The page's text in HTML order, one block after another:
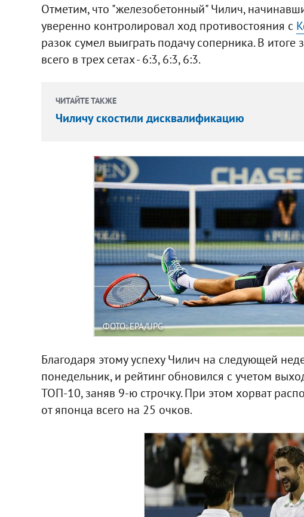
Отметим, что "железобетонный" Чилич,
уверенно контролировал ход противостояния с
разок сумел выиграть подачу соперника. В
всего в трех сетах - 6:3, 6:3, 6:3.
ЧИТАЙТЕ ТАКЖЕ
Чиличу скостили дисквалификацию
ФОТО: EPA/UPG
Благодаря этому успеху Чилич на следующей
понедельник, и рейтинг обновился с учетом
ТОП-10, заняв 9-ю строчку. При этом хорват
от японца всего на 25 очков.